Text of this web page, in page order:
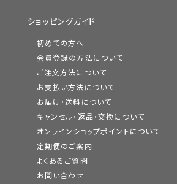
ショッピングガイド
初めての方へ
会員登録の方法について
ご注文方法について
お支払い方法について
お届け・送料について
キャンセル・返品・交換について
オンラインショップポイントについて
定期便のご案内
よくあるご質問
お問い合わせ